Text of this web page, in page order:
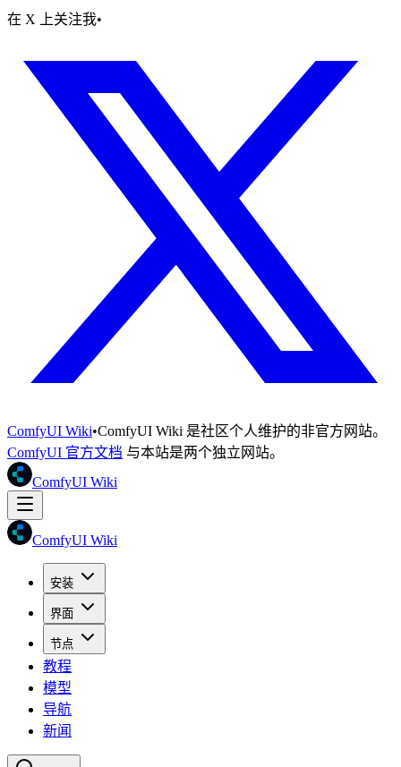
在 X 上关注我•
ComfyUI Wiki•ComfyUI Wiki 是社区个人维护的非官方网站。
ComfyUI 官方文档 与本站是两个独立网站。
ComfyUI Wiki
ComfyUI Wiki
安装
界面
节点
教程
模型
导航
新闻